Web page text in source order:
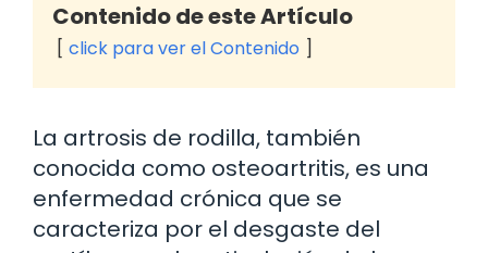
Contenido de este Artículo
click para ver el Contenido
La artrosis de rodilla, también
conocida como osteoartritis, es una
enfermedad crónica que se
caracteriza por el desgaste del